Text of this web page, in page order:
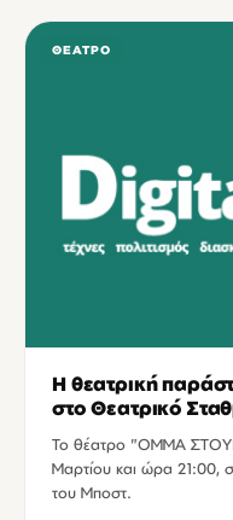
ΘΈΑΤΡΟ
Η θεατρική
στο Θεατρικό
Το θέατρο "ΟΜΜΑ
Μαρτίου και ώρα 21:00,
του Μποστ.